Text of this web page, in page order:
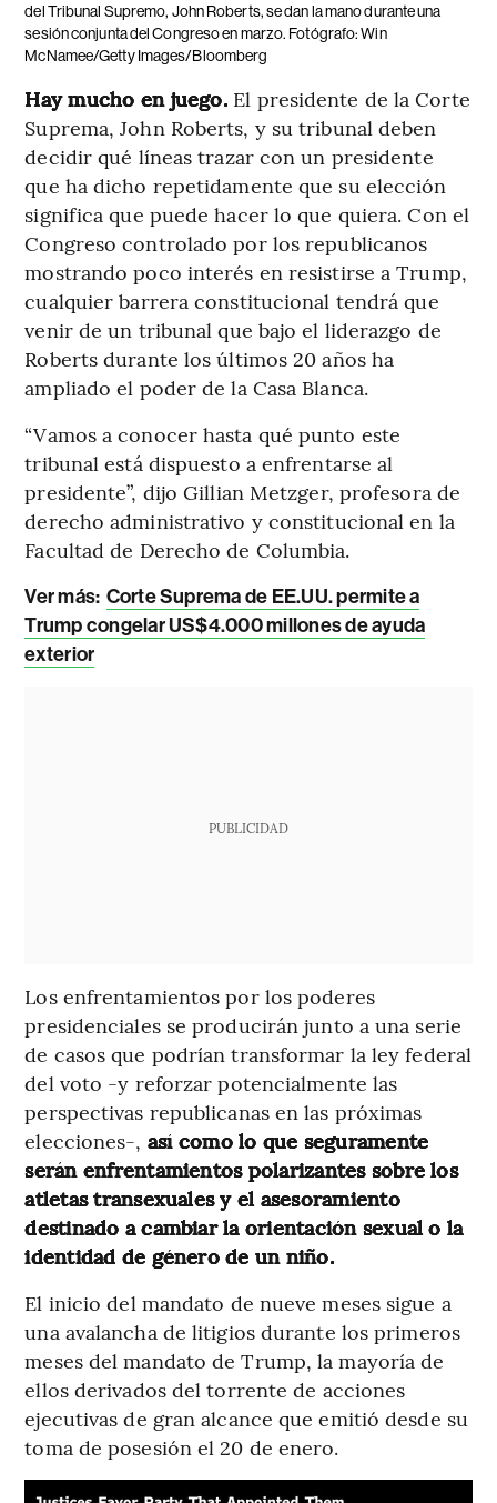
del Tribunal Supremo, John Roberts, se dan la mano durante una
sesión conjunta del Congreso en marzo. Fotógrafo: Win
McNamee/Getty Images/Bloomberg
Hay mucho en juego. El presidente de la Corte
Suprema, John Roberts, y su tribunal deben
decidir qué líneas trazar con un presidente
que ha dicho repetidamente que su elección
significa que puede hacer lo que quiera. Con el
Congreso controlado por los republicanos
mostrando poco interés en resistirse a Trump,
cualquier barrera constitucional tendrá que
venir de un tribunal que bajo el liderazgo de
Roberts durante los últimos 20 años ha
ampliado el poder de la Casa Blanca.
“Vamos a conocer hasta qué punto este
tribunal está dispuesto a enfrentarse al
presidente”, dijo Gillian Metzger, profesora de
derecho administrativo y constitucional en la
Facultad de Derecho de Columbia.
Ver más: Corte Suprema de EE.UU. permite a
Trump congelar US$4.000 millones de ayuda
exterior
PUBLICIDAD
Los enfrentamientos por los poderes
presidenciales se producirán junto a una serie
de casos que podrían transformar la ley federal
del voto -y reforzar potencialmente las
perspectivas republicanas en las próximas
elecciones-, así como lo que seguramente
serán enfrentamientos polarizantes sobre los
atletas transexuales y el asesoramiento
destinado a cambiar la orientación sexual o la
identidad de género de un niño.
El inicio del mandato de nueve meses sigue a
una avalancha de litigios durante los primeros
meses del mandato de Trump, la mayoría de
ellos derivados del torrente de acciones
ejecutivas de gran alcance que emitió desde su
toma de posesión el 20 de enero.